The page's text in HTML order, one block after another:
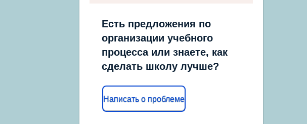
Есть предложения по
организации учебного
процесса или знаете, как
сделать школу лучше?
Написать о проблеме